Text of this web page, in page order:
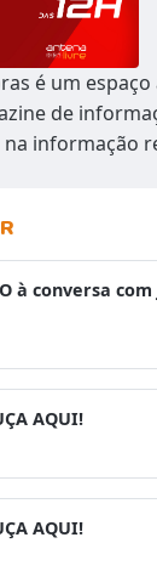
é um
de
na informação
à conversa com
AQUI!
AQUI!